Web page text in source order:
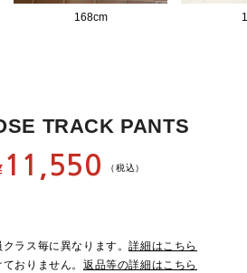
168cm
TRACK PANTS
11,550 （税込）
ラス毎に異なります。詳細はこちら
おりません。 返品等の詳細はこちら